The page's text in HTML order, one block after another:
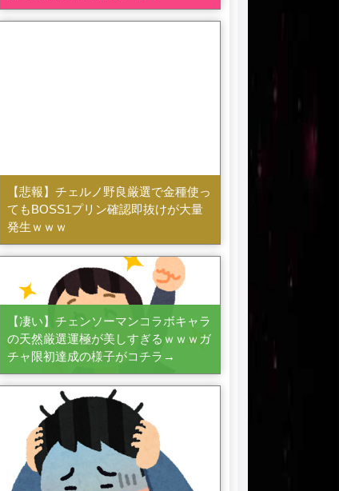
【悲報】チェルノ野良厳選で金種使っ
てもBOSS1プリン確認即抜けが大量
発生ｗｗｗ
【凄い】チェンソーマンコラボキャラ
の天然厳選運極が美しすぎるｗｗｗガ
チャ限初達成の様子がコチラ→